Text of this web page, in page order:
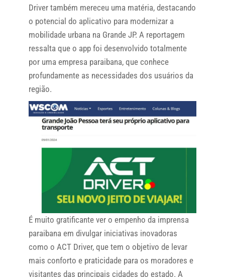
Driver também mereceu uma matéria, destacando
o potencial do aplicativo para modernizar a
mobilidade urbana na Grande JP. A reportagem
ressalta que o app foi desenvolvido totalmente
por uma empresa paraibana, que conhece
profundamente as necessidades dos usuários da
região.
É muito gratificante ver o empenho da imprensa
paraibana em divulgar iniciativas inovadoras
como o ACT Driver, que tem o objetivo de levar
mais conforto e praticidade para os moradores e
visitantes das principais cidades do estado. A